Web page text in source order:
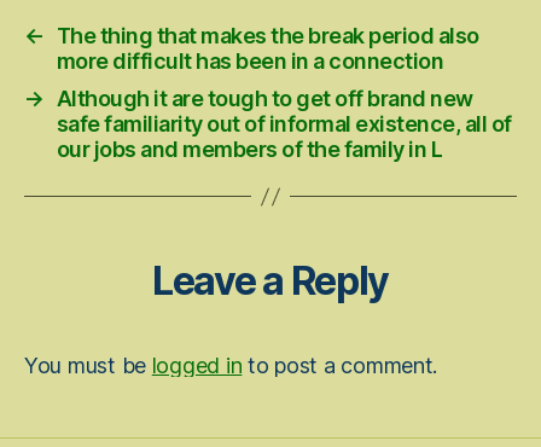
←
The thing that makes the break period also
more difficult has been in a connection
→
Although it are tough to get off brand new
safe familiarity out of informal existence, all of
our jobs and members of the family in L
Leave a Reply
You must be logged in to post a comment.